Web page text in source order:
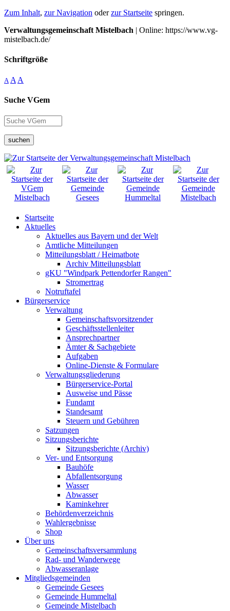
Zum Inhalt, zur Navigation oderzur Startseite springen.
Verwaltungsgemeinschaft Mistelbach | Online: https://www.vg-
mistelbach.de/
Schriftgröße
A A A
Suche VGem
suchen
Startseite
Aktuelles
Aktuelles aus Bayern und der Welt
Amtliche Mitteilungen
Mitteilungsblatt / Heimatbote
Archiv Mitteilungsblatt
gKU "Windpark Pettendorfer Rangen"
Stromertrag
Notruftafel
Bürgerservice
Verwaltung
Gemeinschaftsvorsitzender
Geschäftsstellenleiter
Ansprechpartner
Ämter & Sachgebiete
Aufgaben
Online-Dienste & Formulare
Verwaltungsgliederung
Bürgerservice-Portal
Ausweise und Pässe
Fundamt
Standesamt
Steuern und Gebühren
Satzungen
Sitzungsberichte
Sitzungsberichte (Archiv)
Ver- und Entsorgung
Bauhöfe
Abfallentsorgung
Wasser
Abwasser
Kaminkehrer
Behördenverzeichnis
Wahlergebnisse
Shop
Über uns
Gemeinschaftsversammlung
Rad- und Wanderwege
Abwasseranlage
Mitgliedsgemeinden
Gemeinde Gesees
Gemeinde Hummeltal
Gemeinde Mistelbach